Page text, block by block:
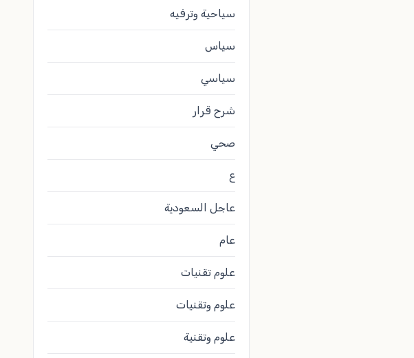
سياحية وترفيه
سياس
سياسي
شرح قرار
صحي
ع
عاجل السعودية
عام
علوم تقنيات
علوم وتقنيات
علوم وتقنية